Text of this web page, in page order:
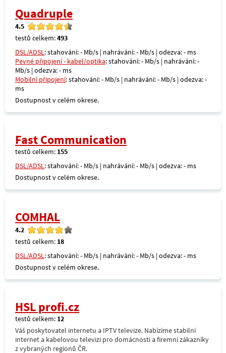
Quadruple
4.5
testů celkem:493
DSL/ADSL: stahování: - Mb/s | nahrávání: - Mb/s | odezva: - ms
Pevné připojení - kabel/optika: stahování: - Mb/s | nahrávání: -
Mb/s | odezva: - ms
Mobilní připojení: stahování: - Mb/s | nahrávání: - Mb/s | odezva: -
ms
Dostupnost v celém okrese.
Fast Communication
testů celkem: 155
DSL/ADSL: stahování: - Mb/s | nahrávání: - Mb/s | odezva: - ms
Dostupnost v celém okrese.
COMHAL
4.2
testů celkem: 18
DSL/ADSL: stahování: - Mb/s | nahrávání: - Mb/s | odezva: - ms
Dostupnost v celém okrese.
HSL profi.cz
testů celkem: 12
Váš poskytovatel internetu a IPTV televize. Nabízíme stabilní
internet a kabelovou televizi pro domácnosti a firemní zákazníky
z vybraných regionů ČR.